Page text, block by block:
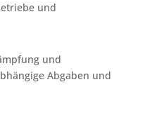
und
und
Abgaben und